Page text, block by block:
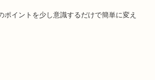
ポイントを少し意識するだけで簡単に変え